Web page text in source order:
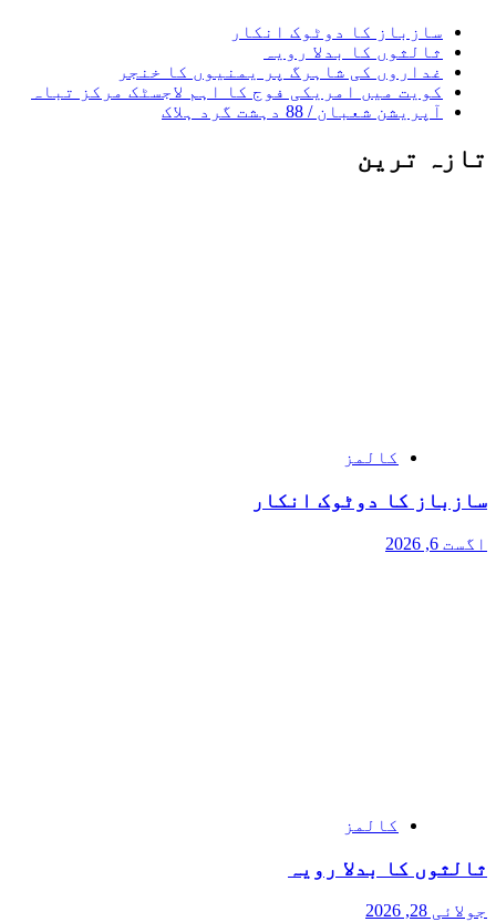
سازباز کا دوٹوک انکار
ثالثوں کا بدلا رویہ
غداروں کی شاہرگ پر یمنیوں کا خنجر
کویت میں امریکی فوج کا اہم لاجسٹک مرکز تباہ
آپریشن شعبان / 88 دہشت گرد ہلاک
تازہ ترین
کالمز
سازباز کا دوٹوک انکار
اگست 6, 2026
کالمز
ثالثوں کا بدلا رویہ
جولائی 28, 2026